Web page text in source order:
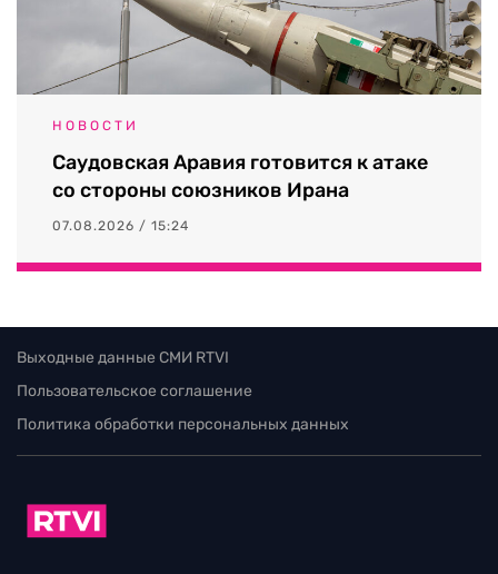
НОВОСТИ
Саудовская Аравия готовится к атаке
со стороны союзников Ирана
07.08.2026 / 15:24
Выходные данные СМИ RTVI
Пользовательское соглашение
Политика обработки персональных данных